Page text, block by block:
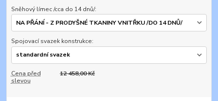
Sněhový límec /cca do 14 dnů/:
Spojovací svazek konstrukce:
Cena před
slevou
12 458,00 Kč